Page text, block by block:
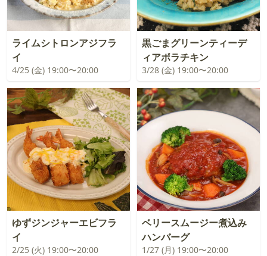
ライムシトロンアジフラ
イ
4/25 (金) 19:00〜20:00
黒ごまグリーンティーデ
ィアボラチキン
3/28 (金) 19:00〜20:00
ゆずジンジャーエビフラ
イ
2/25 (火) 19:00〜20:00
ベリースムージー煮込み
ハンバーグ
1/27 (月) 19:00〜20:00